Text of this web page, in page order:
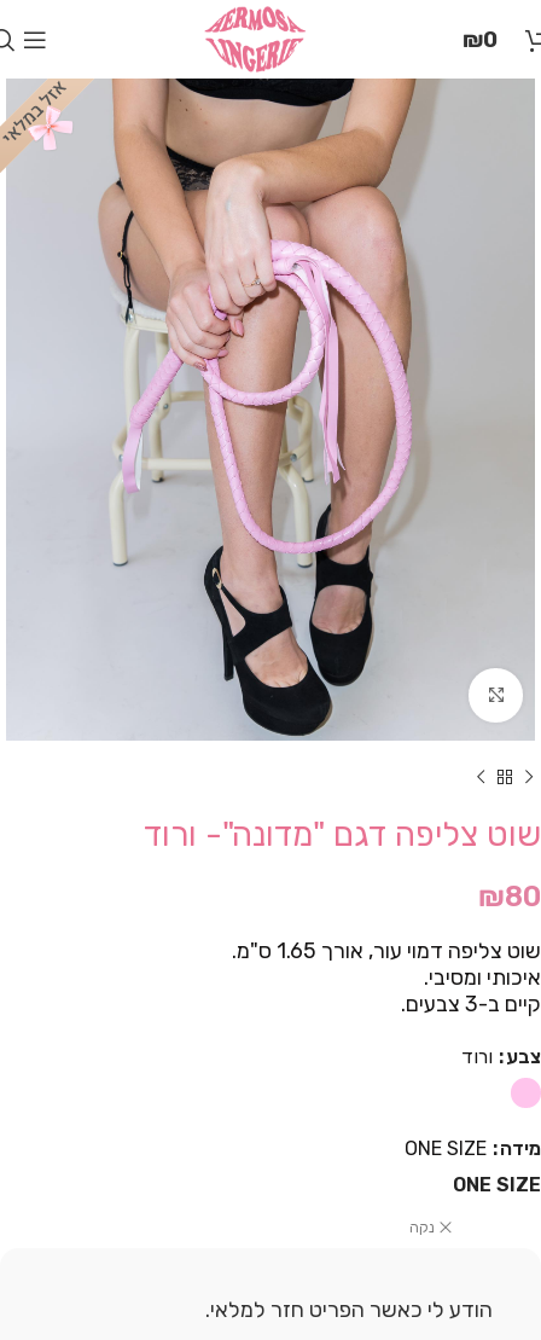
זֶה
₪0
Click to enlarge
שוט צליפה דגם "מדונה"- ורוד
₪80
שוט צליפה דמוי עור, אורך 1.65 ס"מ.
איכותי ומסיבי.
קיים ב-3 צבעים.
צבע ורוד
מידה
ONE SIZE
ONE SIZE
נקה
הודע לי כאשר הפריט חזר למלאי.